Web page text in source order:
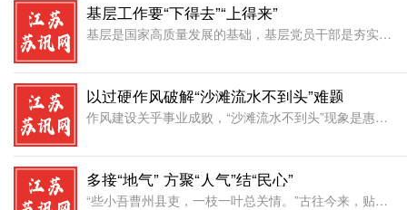
基层工作要“下得去”“上得来”
基层是国家高质量发展的基础，基层党员干部是夯实国家治理的基石。把基层工作干好干实干出成效，既是对个人价值的充分体现，也是对党和人民群众的高度负责。作为年轻干部，既然选择了扎根基层，便只顾“风雨兼程”，
以过硬作风破解“沙滩流水不到头”难题
作风建设关乎事业成败，“沙滩流水不到头”现象是惠民政策在基层“缩水打折”的典型表现，其症结在于责任虚化、担当弱化、落实浮化。根除这一顽疾，必须发扬钉钉子精神，通过建强组织体系、发挥党员先锋作用、优化服
多接“地气” 方聚“人气”结“民心”
“些小吾曹州县吏，一枝一叶总关情。”古往今来，贴近群众者总能赢得信任，扎根基层者终将收获拥护。在新时代发展征程中，“地气”连着民生福祉，“人气”关乎事业兴衰，“民心”更是执政之基。唯有主动放下架子、扑